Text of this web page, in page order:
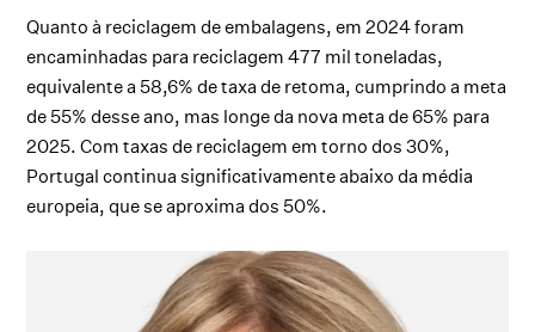
Quanto à reciclagem de embalagens, em 2024 foram
encaminhadas para reciclagem 477 mil toneladas,
equivalente a 58,6% de taxa de retoma, cumprindo a meta
de 55% desse ano, mas longe da nova meta de 65% para
2025. Com taxas de reciclagem em torno dos 30%,
Portugal continua significativamente abaixo da média
europeia, que se aproxima dos 50%.